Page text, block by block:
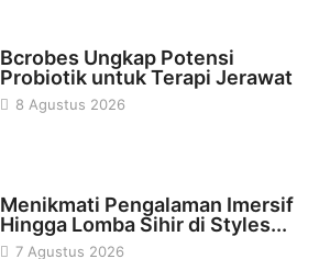
Bcrobes Ungkap Potensi
Probiotik untuk Terapi Jerawat
8 Agustus 2026
Menikmati Pengalaman Imersif
Hingga Lomba Sihir di Styles...
7 Agustus 2026